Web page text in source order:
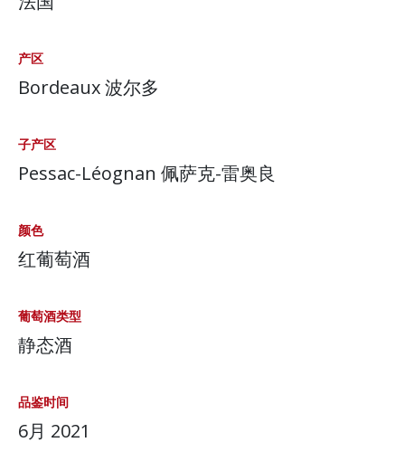
产区
Bordeaux 波尔多
子产区
Pessac-Léognan 佩萨克-雷奥良
颜色
红葡萄酒
葡萄酒类型
静态酒
品鉴时间
6月 2021